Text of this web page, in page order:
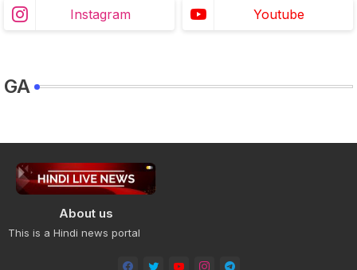
Instagram Youtube
GA
About us
This is a Hindi news portal